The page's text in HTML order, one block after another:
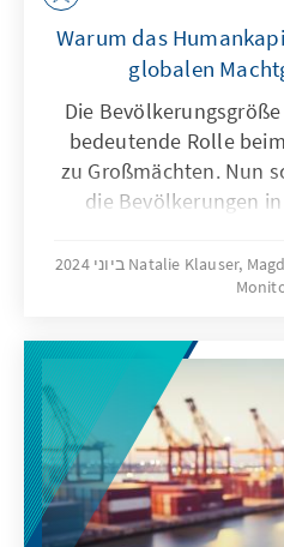
Warum das
globalen
Die
bedeutende Rolle
zu Großmächten. Nun
die Bevölkerungen
auf der globalen
geht ein
Die
sicherheitspolitischen
Faktoren in Groß-
Aufschluss über
zwischen
nationalen
Natalie Klauser,